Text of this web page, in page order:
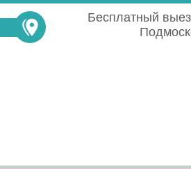
Бесплатный